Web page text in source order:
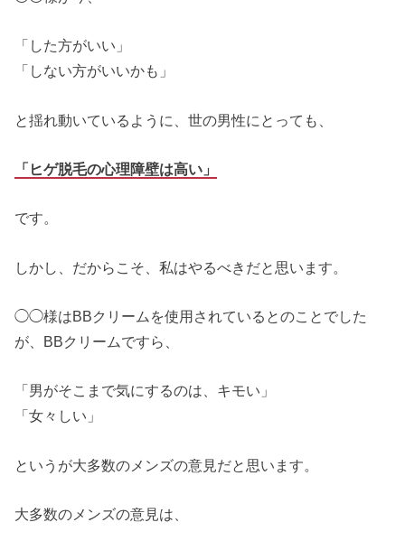
「した方がいい」
「しない方がいいかも」
と揺れ動いているように、世の男性にとっても、
「ヒゲ脱毛の心理障壁は高い」
です。
しかし、だからこそ、私はやるべきだと思います。
◯◯様はBBクリームを使用されているとのことでした
が、BBクリームですら、
「男がそこまで気にするのは、キモい」
「女々しい」
というが大多数のメンズの意見だと思います。
大多数のメンズの意見は、